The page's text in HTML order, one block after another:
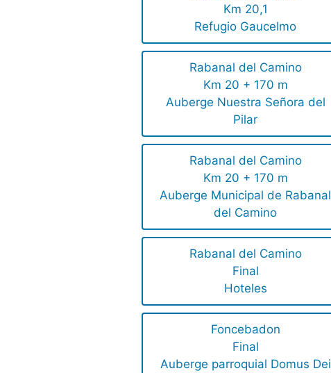
Km 20,1
Refugio Gaucelmo
Rabanal del Camino
Km 20 + 170 m
Auberge Nuestra Señora del
Pilar
Rabanal del Camino
Km 20 + 170 m
Auberge Municipal de Rabanal
del Camino
Rabanal del Camino
Final
Hoteles
Foncebadon
Final
Auberge parroquial Domus Dei